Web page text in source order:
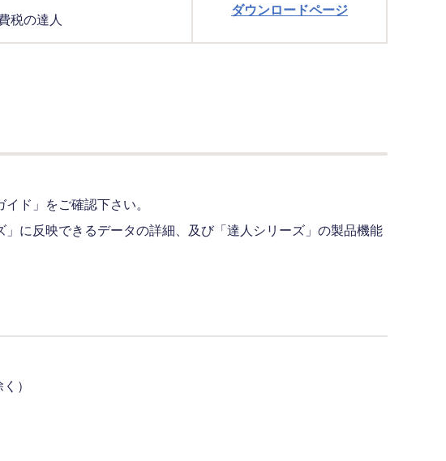
税の達人
ダウンロードページ
ド」をご確認下さい。
に反映できるデータの詳細、及び「達人シリーズ」の製品機能
）